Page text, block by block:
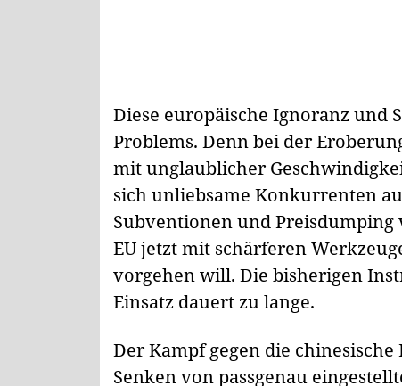
Diese europäische Ignoranz und
Problems. Denn bei der
mit unglaublicher
sich unliebsame Konkurrenten
Subventionen und Preisdumping
EU jetzt mit schärferen
vorgehen will. Die bisherigen
Einsatz dauert zu lange.
Der Kampf gegen die
Senken von passgenau